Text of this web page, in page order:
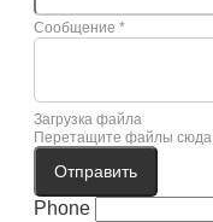
Сообщение *
Загрузка файла
Перетащите файлы сюда
Отправить
Phone